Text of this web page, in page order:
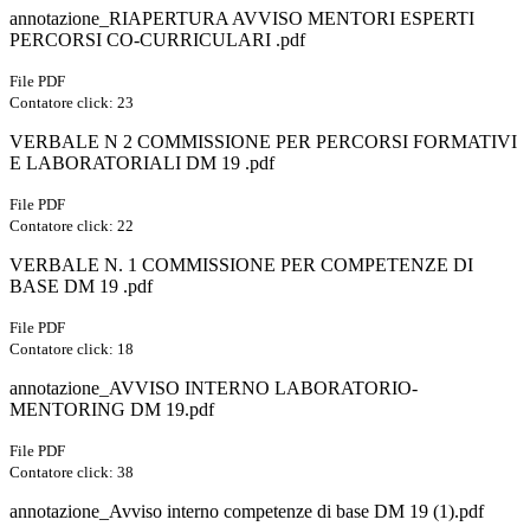
annotazione_RIAPERTURA AVVISO MENTORI ESPERTI
PERCORSI CO-CURRICULARI .pdf
File PDF
Contatore click: 23
VERBALE N 2 COMMISSIONE PER PERCORSI FORMATIVI
E LABORATORIALI DM 19 .pdf
File PDF
Contatore click: 22
VERBALE N. 1 COMMISSIONE PER COMPETENZE DI
BASE DM 19 .pdf
File PDF
Contatore click: 18
annotazione_AVVISO INTERNO LABORATORIO-
MENTORING DM 19.pdf
File PDF
Contatore click: 38
annotazione_Avviso interno competenze di base DM 19 (1).pdf